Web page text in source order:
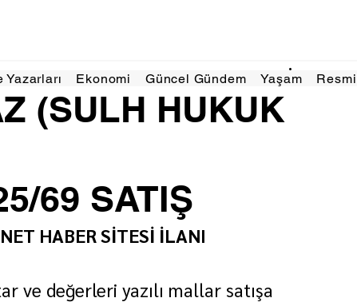
Yazarları Ekonomi Güncel Gündem Yaşam
(SULH HUKUK
69 SATIŞ
HABER SİTESİ İLANI
ve değerleri yazılı mallar satışa